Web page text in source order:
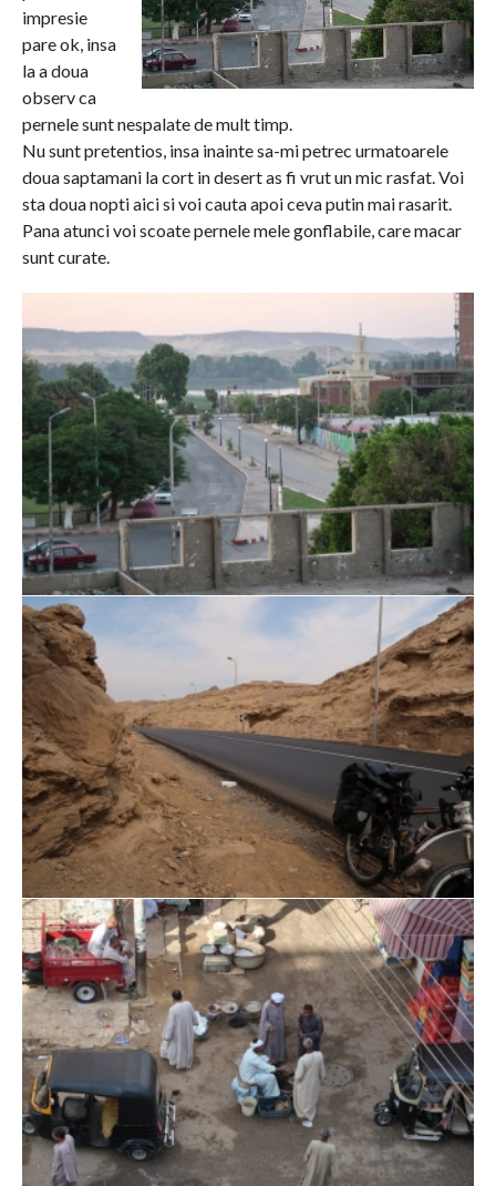
impresie
pare ok, insa
la a doua
observ ca
pernele sunt nespalate de mult timp.
Nu sunt pretentios, insa inainte sa-mi petrec urmatoarele
doua saptamani la cort in desert as fi vrut un mic rasfat. Voi
sta doua nopti aici si voi cauta apoi ceva putin mai rasarit.
Pana atunci voi scoate pernele mele gonflabile, care macar
sunt curate.